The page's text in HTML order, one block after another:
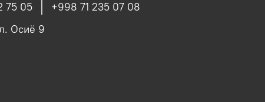
75 05
+998 71 235 07 08
Осиё 9